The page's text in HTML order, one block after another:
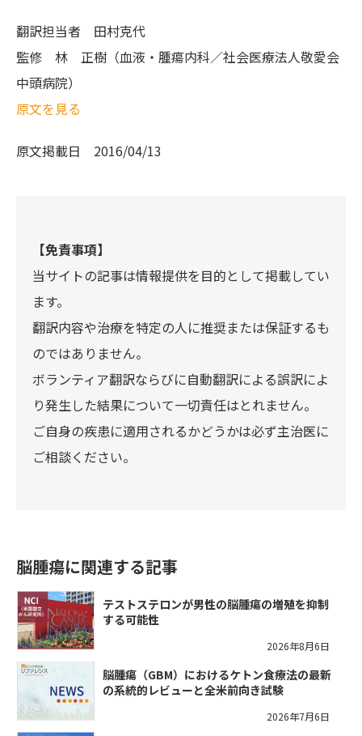
翻訳担当者 田村克代
監修 林 正樹（血液・腫瘍内科／社会医療法人敬愛会
中頭病院）
原文を見る
原文掲載日 2016/04/13
【免責事項】
当サイトの記事は情報提供を目的として掲載してい
ます。
翻訳内容や治療を特定の人に推奨または保証するも
のではありません。
ボランティア翻訳ならびに自動翻訳による誤訳によ
り発生した結果について一切責任はとれません。
ご自身の疾患に適用されるかどうかは必ず主治医に
ご相談ください。
脳腫瘍に関連する記事
テストステロンが男性の脳腫瘍の増殖を抑制
する可能性
2026年8月6日
脳腫瘍（GBM）におけるケトン食療法の最新
の系統的レビューと全米前向き試験
2026年7月6日